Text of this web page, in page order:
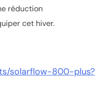
réduction
cet hiver.
solarflow-800-plus?